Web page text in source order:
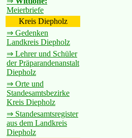
Meierbriefe
Kreis Diepholz
⇒ Gedenken
Landkreis Diepholz
⇒ Lehrer und Schüler
der Präparandenanstalt
Diepholz
⇒ Orte und
Standesamtsbezirke
Kreis Diepholz
⇒ Standesamtsregister
aus dem Landkreis
Diepholz